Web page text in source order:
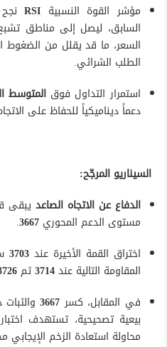
مؤشر القوة النسبية RSIنجح
السابق، ليصل إلى مناطق
السعر، ما قد يقلل من الضغوط
الطلب الشرائي.
استمرار التداول فوقالمتوسط
دعماً ديناميكياً للحفاظ على
السيناريو المرجّح:
الدفاع عن الاتجاه الصاعد يبقى
مستوى الدعم المحوري3667
.
اختراق القمة الأخيرة عند 3703
المقاومة التالية عند3714ثم3726
في المقابل، كسر 3667
بيعية تصحيحية، تستهدف
محاولة استعادة الزخم الإيجابي